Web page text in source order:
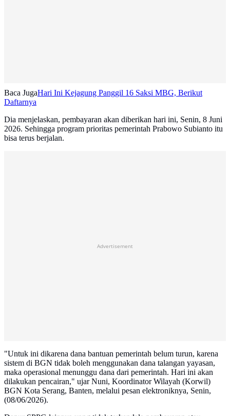
Baca JugaHari Ini Kejagung Panggil 16 Saksi MBG, Berikut
Daftarnya
Dia menjelaskan, pembayaran akan diberikan hari ini, Senin, 8 Juni
2026. Sehingga program prioritas pemerintah Prabowo Subianto itu
bisa terus berjalan.
Advertisement
"Untuk ini dikarena dana bantuan pemerintah belum turun, karena
sistem di BGN tidak boleh menggunakan dana talangan yayasan,
maka operasional menunggu dana dari pemerintah. Hari ini akan
dilakukan pencairan," ujar Nuni, Koordinator Wilayah (Korwil)
BGN Kota Serang, Banten, melalui pesan elektroniknya, Senin,
(08/06/2026).